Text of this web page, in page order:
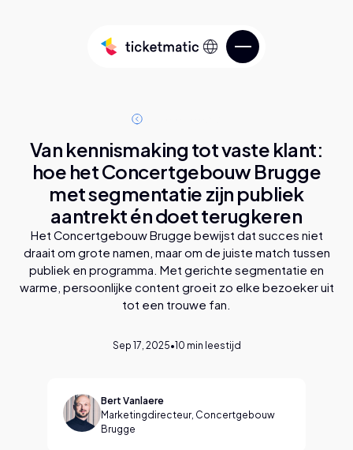
Verkoop tickets
Ken je publiek
Beheer je ticketing
Activeer je publiek
Diensten
Over ticketmatic
Verleg de grenzen van je ticketing
Ontd ekStudio
A
Van kennismaking tot vaste klant:
hoe het Concertgebouw Brugge
met segmentatie zijn publiek
aantrekt én doet terugkeren
Het Concertgebouw Brugge bewijst dat succes niet
draait om grote namen, maar om de juiste match tussen
publiek en programma. Met gerichte segmentatie en
warme, persoonlijke content groeit zo elke bezoeker uit
tot een trouwe fan.
Sep 17, 2025•10 min leestijd
Bert Vanlaere
Marketingdirecteur, Concertgebouw
Brugge